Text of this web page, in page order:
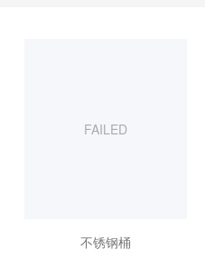
FAILED
不锈钢桶